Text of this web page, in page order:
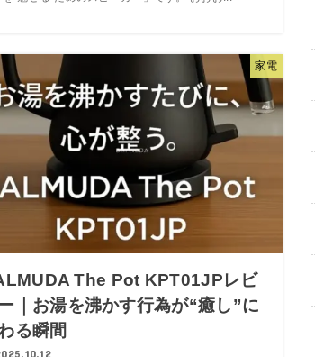
家電
The Pot KPT01JPレビ
｜お湯を沸かす行為が“癒し”に
る瞬間